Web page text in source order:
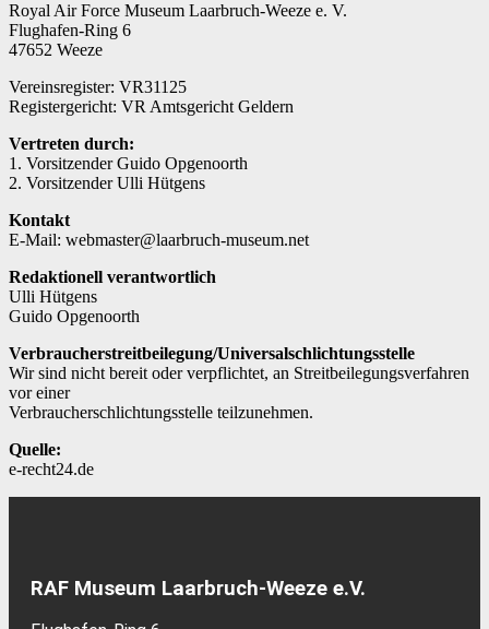
Royal Air Force Museum Laarbruch-Weeze e. V.
Flughafen-Ring 6
47652 Weeze
Vereinsregister: VR31125
Registergericht: VR Amtsgericht Geldern
Vertreten durch:
1. Vorsitzender Guido Opgenoorth
2. Vorsitzender Ulli Hütgens
Kontakt
E-Mail: webmaster@laarbruch-museum.net
Redaktionell verantwortlich
Ulli Hütgens
Guido Opgenoorth
Verbraucherstreitbeilegung/Universalschlichtungsstelle
Wir sind nicht bereit oder verpflichtet, an Streitbeilegungsverfahren
vor einer
Verbraucherschlichtungsstelle teilzunehmen.
Quelle:
e-recht24.de
RAF Museum Laarbruch-Weeze e.V.